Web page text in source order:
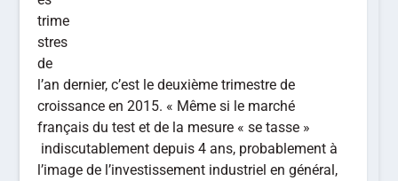
trime
stres
de
l’an dernier, c’est le deuxième trimestre de
croissance en 2015. « Même si le marché
français du test et de la mesure « se tasse »
indiscutablement depuis 4 ans, probablement à
l’image de l’investissement industriel en général,